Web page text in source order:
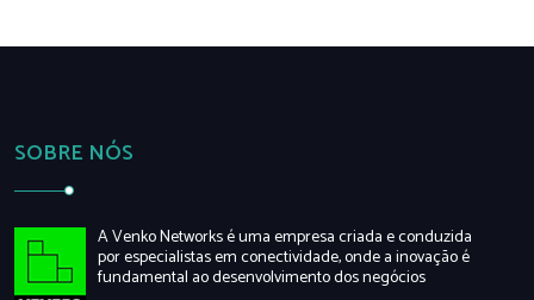
SOBRE NÓS
A Venko Networks é uma empresa criada e conduzida
por especialistas em conectividade, onde a inovação é
fundamental ao desenvolvimento dos negócios